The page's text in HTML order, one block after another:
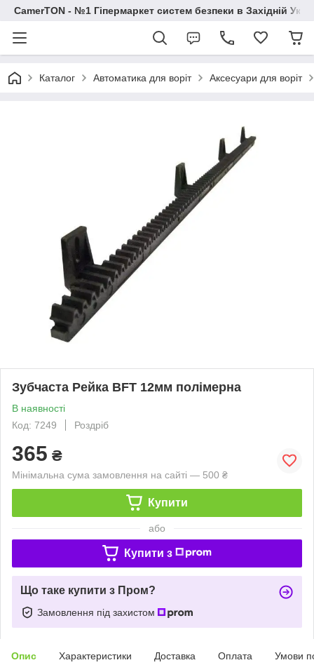
CamerTON - №1 Гіпермаркет систем безпеки в Західній
Каталог Автоматика для воріт Аксесуари для воріт
Зубчаста Рейка BFT 12мм полімерна
В наявності
Код: 7249
Роздріб
365 ₴
Мінімальна сума замовлення на сайті — 500 ₴
Купити
або
Купити з
Що таке купити з Пром?
Замовлення під захистом
Опис Характеристики Доставка Оплата Умови